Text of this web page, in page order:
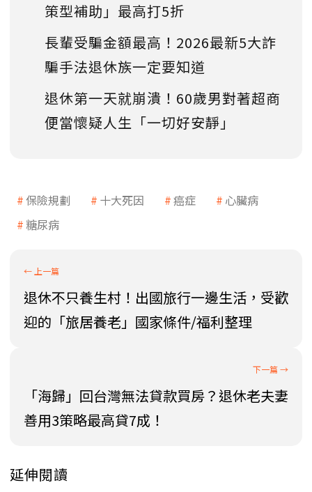
策型補助」最高打5折
長輩受騙金額最高！2026最新5大詐
騙手法退休族一定要知道
退休第一天就崩潰！60歲男對著超商
便當懷疑人生「一切好安靜」
保險規劃 十大死因 癌症
心臟病
糖尿病
退休不只養生村！出國旅行一邊生活，受歡
迎的「旅居養老」國家條件/福利整理
「海歸」回台灣無法貸款買房？退休老夫妻
善用3策略最高貸7成！
延伸閱讀